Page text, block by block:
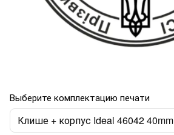
Выберите комплектацию печати
Клише + корпус Ideal 46042 40mm